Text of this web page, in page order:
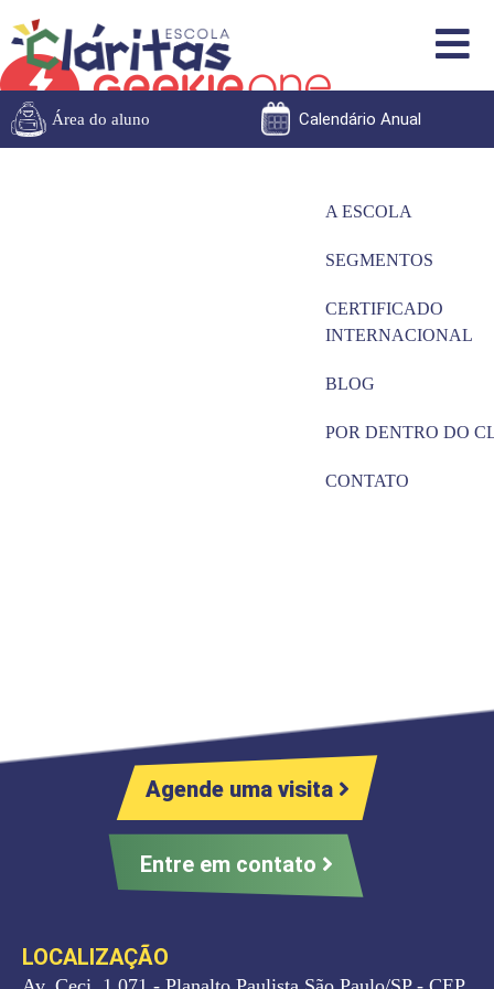
Área do aluno Calendário Anual
A ESCOLA
SEGMENTOS
CERTIFICADO
INTERNACIONAL
BLOG
POR DENTRO DO
CONTATO
Agende uma visita
Entre em contato
LOCALIZAÇÃO